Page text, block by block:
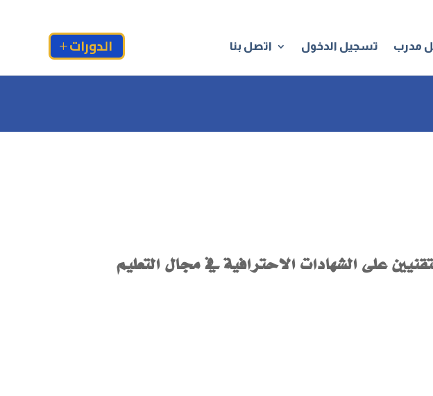
مدرب تسجيل الدخول اتصل بنا الدورات على الشهادات الاحترافية
على الشهادات الاحترافية في مجال التعليم